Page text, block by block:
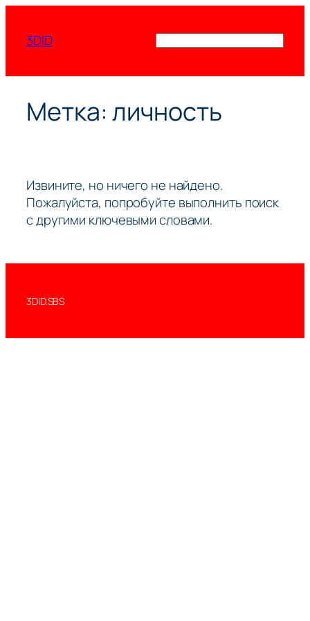
содержимому
3DID
Метка:личность
Извините, но ничего не найдено.
Пожалуйста, попробуйте выполнить поиск
с другими ключевыми словами.
3DID.SBS